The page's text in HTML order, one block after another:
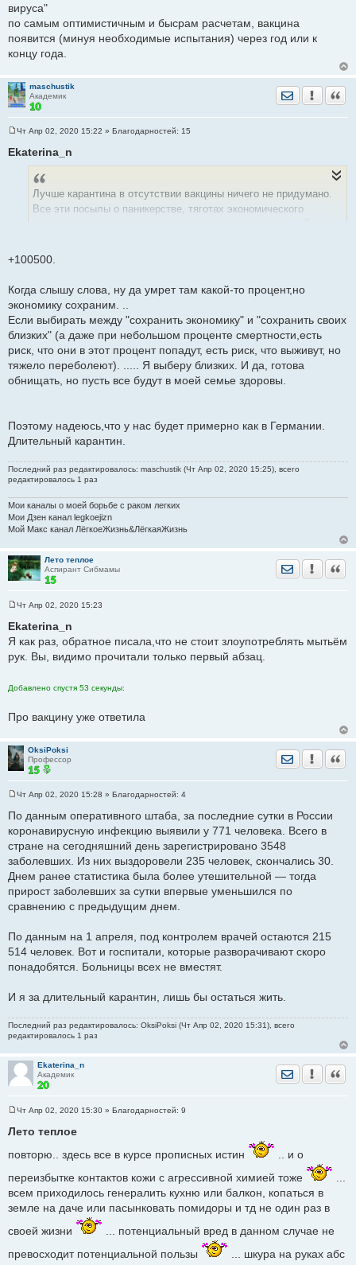
вируса"
по самым оптимистичным и бысрам расчетам, вакцина
появится (минуя необходимые испытания) через год или к
концу года.
maschustik
Академик
Отправить
о
о
Чт Апр 02, 2020 15:22 » Благодарностей: 15
Ekaterina_n
Лучше карантина в отсутствии вакцины ничего не придумано.
Все эти посылы о паникерстве, тяготах экономического
+100500.
Когда слышу слова, ну да умрет там какой-то процент,но
экономику сохраним. ..
Если выбирать между "сохранить экономику" и "сохранить своих
близких" (а даже при небольшом проценте смертности,есть
риск, что они в этот процент попадут, есть риск, что выживут, но
тяжело переболеют). ..... Я выберу близких. И да, готова
обнищать, но пусть все будут в моей семье здоровы.
Поэтому надеюсь,что у нас будет примерно как в Германии.
Длительный карантин.
Последний раз редактировалось: maschustik (Чт Апр 02, 2020 15:25), всего
редактировалось 1 раз
Мои каналы о моей борьбе с раком легких
Мои Дзен канал legkoejizn
Мой Макс канал ЛёгкоеЖизнь&ЛёгкаяЖизнь
Лето теплое
Аспирант Сибмамы
Отправить
о
о
б
е
е
Чт Апр 02, 2020 15:23
Ekaterina_n
Я как раз, обратное писала,что не стоит злоупотреблять мытьём
рук. Вы, видимо прочитали только первый абзац.
Добавлено спустя 53 секунды:
Про вакцину уже ответила
OksiPoksi
Профессор
Отправить
о
б
е
н
е
Чт Апр 02, 2020 15:28 » Благодарностей: 4
По данным оперативного штаба, за последние сутки в России
коронавирусную инфекцию выявили у 771 человека. Всего в
стране на сегодняшний день зарегистрировано 3548
заболевших. Из них выздоровели 235 человек, скончались 30.
Днем ранее статистика была более утешительной — тогда
прирост заболевших за сутки впервые уменьшился по
сравнению с предыдущим днем.
По данным на 1 апреля, под контролем врачей остаются 215
514 человек. Вот и госпитали, которые разворачивают скоро
понадобятся. Больницы всех не вместят.
И я за длительный карантин, лишь бы остаться жить.
Последний раз редактировалось: OksiPoksi (Чт Апр 02, 2020 15:31), всего
редактировалось 1 раз
Ekaterina_n
Академик
Отправить
о
щ
н
и
е
Чт Апр 02, 2020 15:30 » Благодарностей: 9
Лето теплое
повторю.. здесь все в курсе прописных истин
.. и о
переизбытке контактов кожи с агрессивной химией тоже
всем приходилось генералить кухню или балкон, копаться в
земле на даче или пасынковать помидоры и тд не один раз в
своей жизни
... потенциальный вред в данном случае не
превосходит потенциальной пользы
... шкура на руках абс